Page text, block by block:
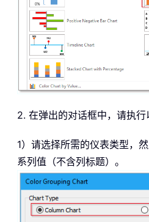
2. 在弹出的对话框中，请执行
1）请选择所需的仪表类型，
系列值（不含列标题）。